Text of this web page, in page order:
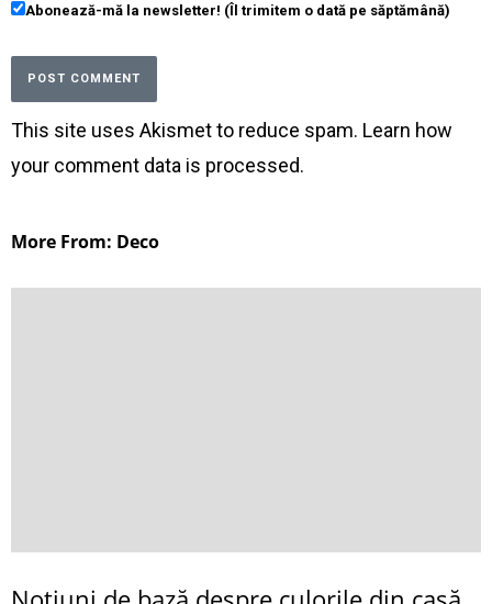
Abonează-mă la newsletter! (Îl trimitem o dată pe săptămână)
This site uses Akismet to reduce spam. Learn how
your comment data is processed.
More From: Deco